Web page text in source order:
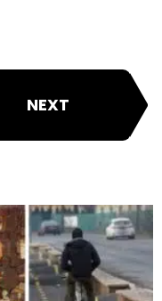
NEXT